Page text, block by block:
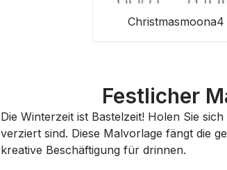
Christmasmoona4
Festlicher
Die Winterzeit ist Bastelzeit! Holen Sie sich
verziert sind. Diese Malvorlage fängt die
kreative Beschäftigung für drinnen.